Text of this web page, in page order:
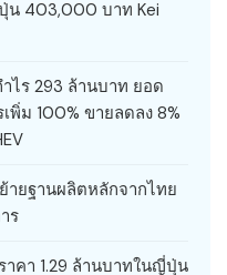
น 403,000 บาท Kei
ไร 293 ล้านบาท ยอด
พิ่ม 100% ขายลดลง 8%
ายฐานผลิตหลักจากไทย
ร
าคา 1.29 ล้านบาทในญี่ปุ่น